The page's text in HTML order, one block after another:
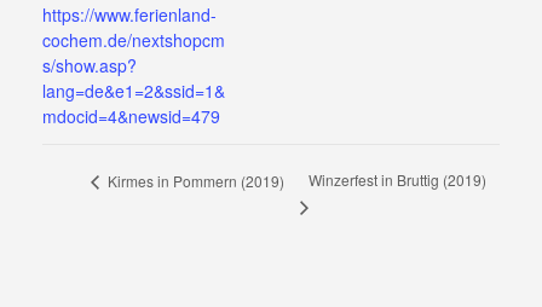
https://www.ferienland-
cochem.de/nextshopcm
s/show.asp?
lang=de&e1=2&ssid=1&
mdocid=4&newsid=479
Kirmes in Pommern (2019) Winzerfest in Bruttig (2019)